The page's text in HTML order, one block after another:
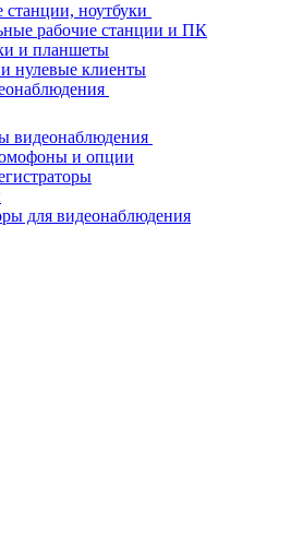
станции, ноутбуки
рабочие станции и ПК
и планшеты
нулевые клиенты
видеонаблюдения
и опции
для видеонаблюдения